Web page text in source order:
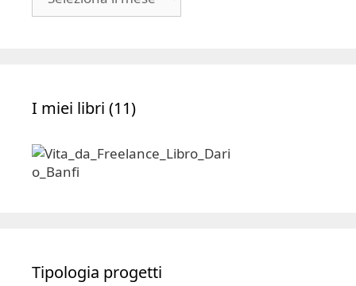
I miei libri (11)
Tipologia progetti